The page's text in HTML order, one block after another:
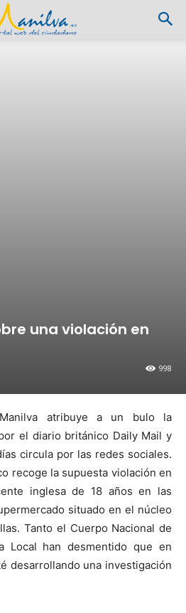
una violación en
998
atribuye a un bulo la
el diario británico Daily Mail y
circula por las redes sociales.
recoge la supuesta violación en
inglesa de 18 años en las
situado en el núcleo
Tanto el Cuerpo Nacional de
Local han desmentido que en
desarrollando una investigación